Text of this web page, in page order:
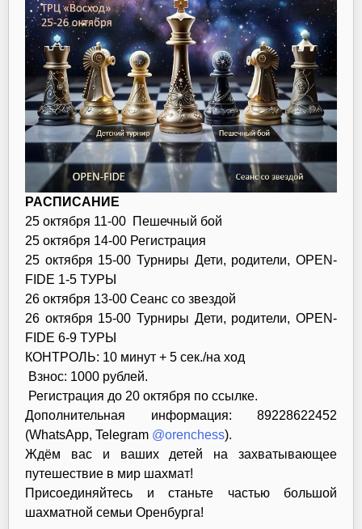
РАСПИСАНИЕ
25 октября 11-00 Пешечный бой
25 октября 14-00 Регистрация
25 октября 15-00 Турниры Дети, родители, OPEN-
FIDE 1-5 ТУРЫ
26 октября 13-00 Сеанс со звездой
26 октября 15-00 Турниры Дети, родители, OPEN-
FIDE 6-9 ТУРЫ
КОНТРОЛЬ: 10 минут + 5 сек./на ход
Взнос: 1000 рублей.
Регистрация до 20 октября по ссылке.
Дополнительная информация: 89228622452
(WhatsApp, Telegram @orenchess).
Ждём вас и ваших детей на захватывающее
путешествие в мир шахмат!
Присоединяйтесь и станьте частью большой
шахматной семьи Оренбурга!